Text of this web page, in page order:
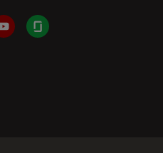
YouTubeGlassdoor